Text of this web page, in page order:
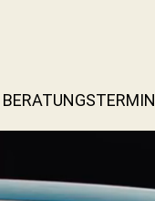
BERATUNGSTERMIN